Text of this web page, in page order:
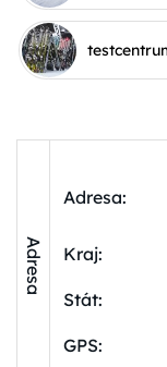
Adresa
Adresa:
Kraj:
Stát:
GPS: